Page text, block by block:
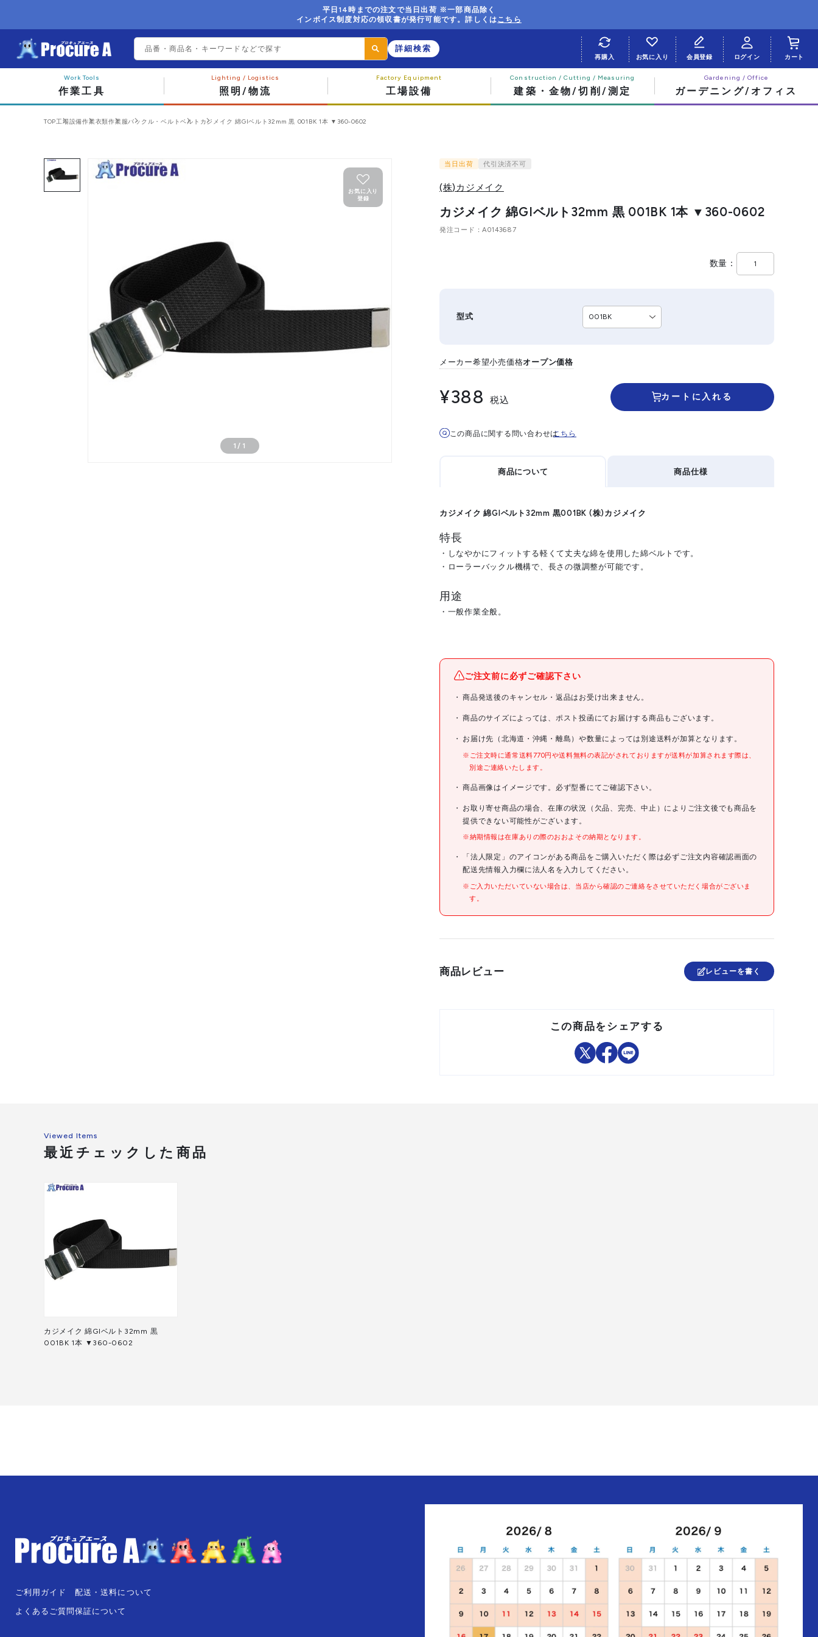
平日14時までの注文で当日出荷 ※一部商品除く
インボイス制度対応の領収書が発行可能です。詳しくはこちら
詳細検索
作業工具 照明/物流 工場設備 建築・金物/切削/測定 ガーデニング/オフィス
再購入 お気に入り 会員登録 ログイン カート
TOP工場設備作業衣類作業服バックル・ベルトベルト カジメイク 綿GIベルト32mm 黒 001BK 1本 ▼360-0602
1 / 1
お気に入り
登録
当日出荷 代引決済不可
(株)カジメイク
カジメイク 綿GIベルト32mm 黒 001BK 1本 ▼360-0602
発注コード A0143687
数量
型式
メーカー希望小売価格オープン価格
¥388 税込 カートに入れる
この商品に関する問い合わせはこちら
商品について
カジメイク 綿GIベルト32mm 黒001BK (株)カジメイク
特長
・しなやかにフィットする軽くて丈夫な綿を使用した綿ベルトです。
・ローラーバックル機構で、長さの微調整が可能です。
用途
・一般作業全般。
商品仕様
ブランド名 カジメイク
商品名 カジメイク 綿GIベルト32mm 黒
型式 001BK
JANコード 4963527020035
仕様
●色:ブラック
●幅(mm):32
●長さ(mm):1100
●ウエスト(cm):最大約90
原産国 日本
セット内容/付属品
ご注文前に必ずご確認下さい
商品発送後のキャンセル・返品はお受け出来ません。
商品のサイズによっては、ポスト投函にてお届けする商品もございます。
お届け先（北海道・沖縄・離島）や数量によっては別途送料が加算となります。
※ご注文時に通常送料770円や送料無料の表記がされておりますが送料が加算されます際は、
別途ご連絡いたします。
商品画像はイメージです。必ず型番にてご確認下さい。
お取り寄せ商品の場合、在庫の状況（欠品、完売、中止）によりご注文後でも商品を
提供できない可能性がございます。
※納期情報は在庫ありの際のおおよその納期となります。
「法人限定」のアイコンがある商品をご購入いただく際は必ずご注文内容確認画面の
配送先情報入力欄に法人名を入力してください。
※ご入力いただいていない場合は、当店から確認のご連絡をさせていただく場合がございま
す。
商品レビュー レビューを書く
この商品をシェアする
Viewed Items
最近チェックした商品
カジメイク 綿GIベルト32mm 黒
001BK 1本 ▼360-0602
ご利用ガイド
よくあるご質問
配送・送料について
保証について